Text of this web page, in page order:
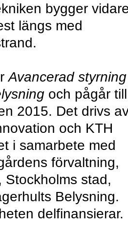
bygger
längs med
Avancerad styrning
och pågår till
2015. Det drivs
och KTH
i samarbete med
förvaltning,
Stockholms stad,
Belysning.
delfinansierar.